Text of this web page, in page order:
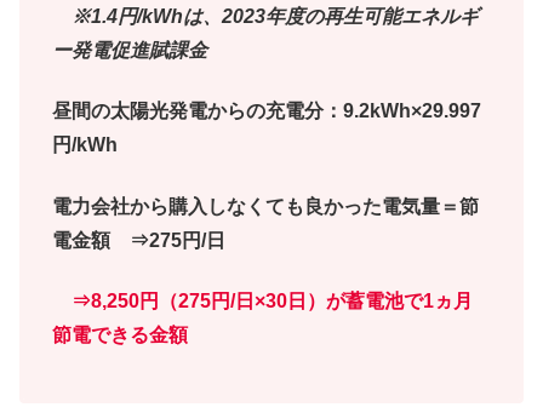
※1.4円/kWhは、2023年度の再生可能エネルギ
ー発電促進賦課金
昼間の太陽光発電からの充電分：9.2kWh×29.997
円/kWh
電力会社から購入しなくても良かった電気量＝節
電金額
⇒275円/日
⇒8,250円（275円/日×30日）が蓄電池で1ヵ月
節電できる金額